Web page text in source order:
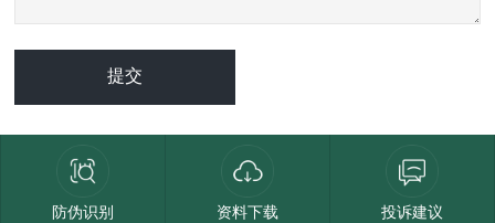
防伪识别 资料下载 投诉建议